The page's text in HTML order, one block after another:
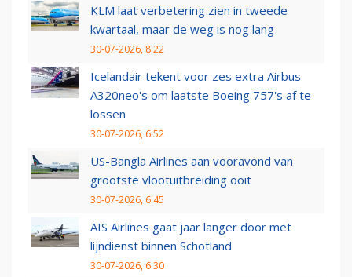
KLM laat verbetering zien in tweede
kwartaal, maar de weg is nog lang
30-07-2026, 8:22
Icelandair tekent voor zes extra Airbus
A320neo's om laatste Boeing 757's af te
lossen
30-07-2026, 6:52
US-Bangla Airlines aan vooravond van
grootste vlootuitbreiding ooit
30-07-2026, 6:45
AIS Airlines gaat jaar langer door met
lijndienst binnen Schotland
30-07-2026, 6:30